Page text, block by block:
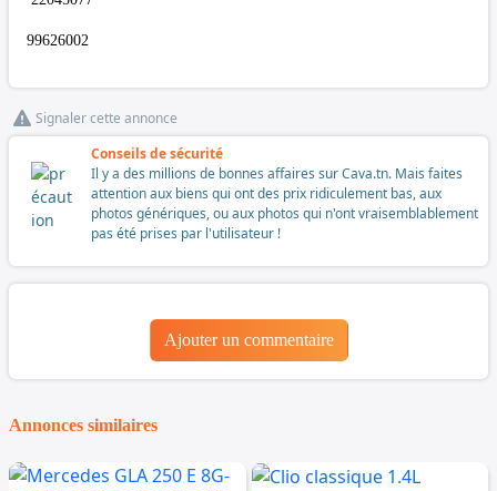
99626002
Signaler cette annonce
Conseils de sécurité
Il y a des millions de bonnes affaires sur Cava.tn. Mais faites
attention aux biens qui ont des prix ridiculement bas, aux
photos génériques, ou aux photos qui n'ont vraisemblablement
pas été prises par l'utilisateur !
Ajouter un commentaire
Annonces similaires